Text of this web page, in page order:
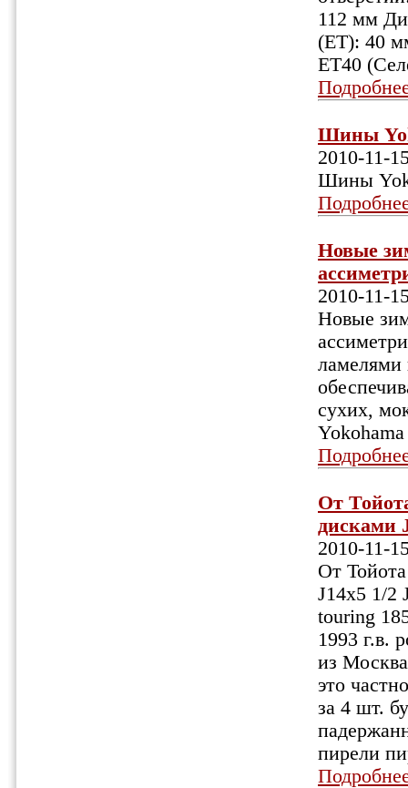
112 мм
(ET): 40
ET40
Шины
2010-11-
Шины
Новые
2010-11-
Новые
ламелями
сухих,
От
дисками
2010-11-
От
J14x5 1/2
touring
1993 г.в.
из
это
за 4 шт.
пирели